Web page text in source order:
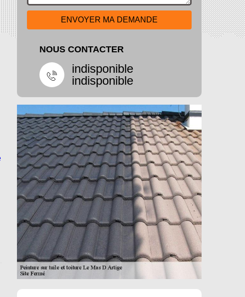
NOUS CONTACTER
indisponible
indisponible